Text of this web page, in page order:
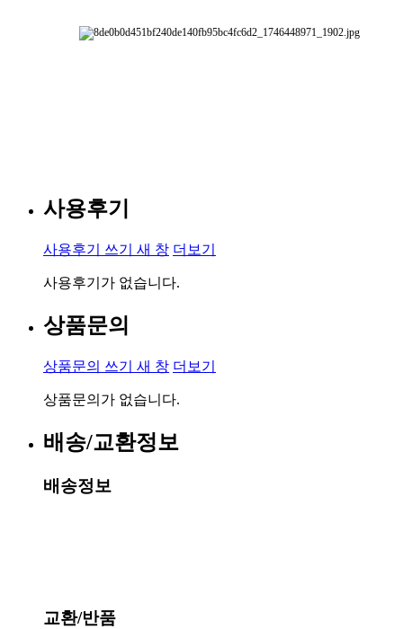
사용후기
사용후기 쓰기 새 창 더보기
사용후기가 없습니다.
상품문의
상품문의 쓰기 새 창 더보기
상품문의가 없습니다.
배송/교환정보
배송정보
교환/반품